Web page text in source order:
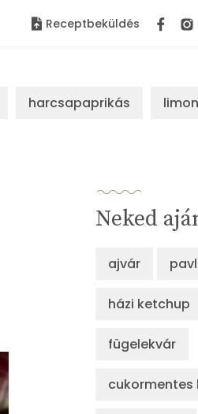
Receptbeküldés
harcsapaprikás
Neked
ajvár
házi ketchup
fügelekvár
cukormentes